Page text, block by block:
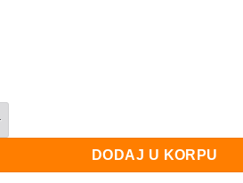
crkva - Hristovim tragom količina
DODAJ U KORPU